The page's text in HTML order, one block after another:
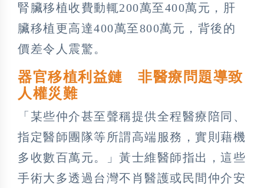
腎臟移植收費動輒200萬至400萬元，肝
臟移植更高達400萬至800萬元，背後的
價差令人震驚。
器官移植利益鏈 非醫療問題導致
人權災難
「某些仲介甚至聲稱提供全程醫療陪同、
指定醫師團隊等所謂高端服務，實則藉機
多收數百萬元。」黃士維醫師指出，這些
手術大多透過台灣不肖醫護或民間仲介安